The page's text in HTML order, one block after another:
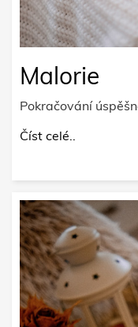
Malorie
Pokračování
Číst celé..